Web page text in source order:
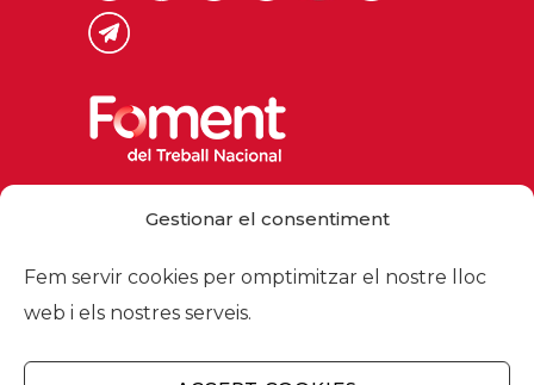
Gestionar el consentiment
Fem servir cookies per omptimitzar el nostre lloc
web i els nostres serveis.
foment@foment.com